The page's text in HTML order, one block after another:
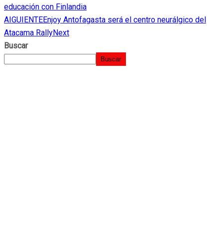
educación con Finlandia
AIGUIENTEEnjoy Antofagasta será el centro neurálgico del
Atacama RallyNext
Buscar
Buscar